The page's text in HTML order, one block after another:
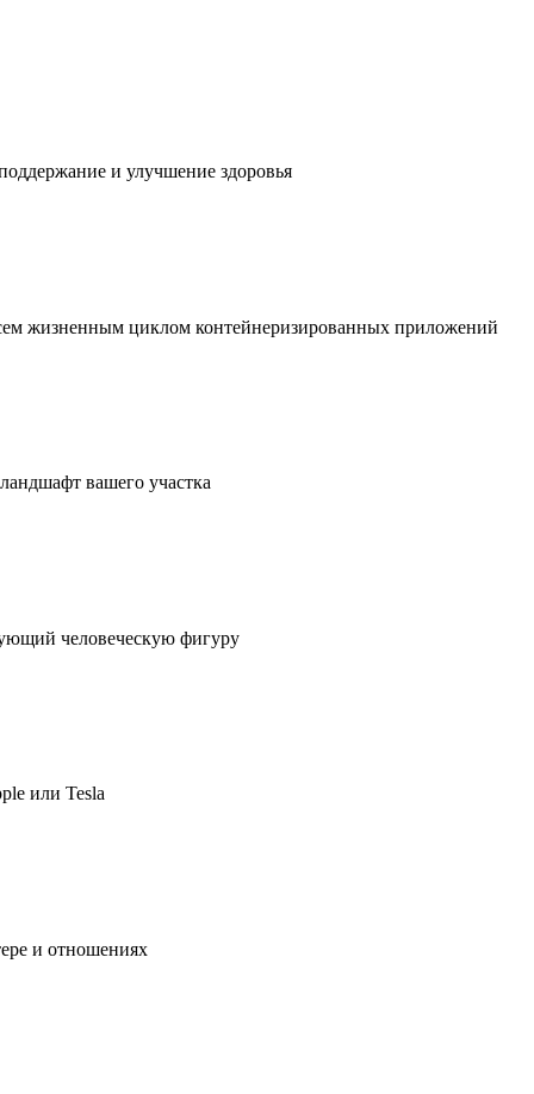
и улучшение здоровья
жизненным циклом контейнеризированных приложений
вашего участка
человеческую фигуру
или Tesla
и отношениях